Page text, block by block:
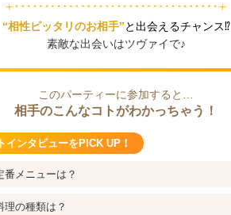
“相性ピッタリのお相手”と出会えるチャンス⁉
素敵な出会いはツヴァイで♪
このパーティーに参加すると…
相手のこんなコトがわかっちゃう！
インタビューをPICK UP！
番メニューは？
理の種類は？